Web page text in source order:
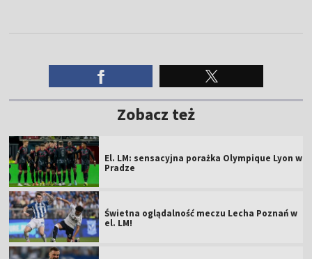
Zobacz też
El. LM: sensacyjna porażka Olympique Lyon w
Pradze
Świetna oglądalność meczu Lecha Poznań w
el. LM!